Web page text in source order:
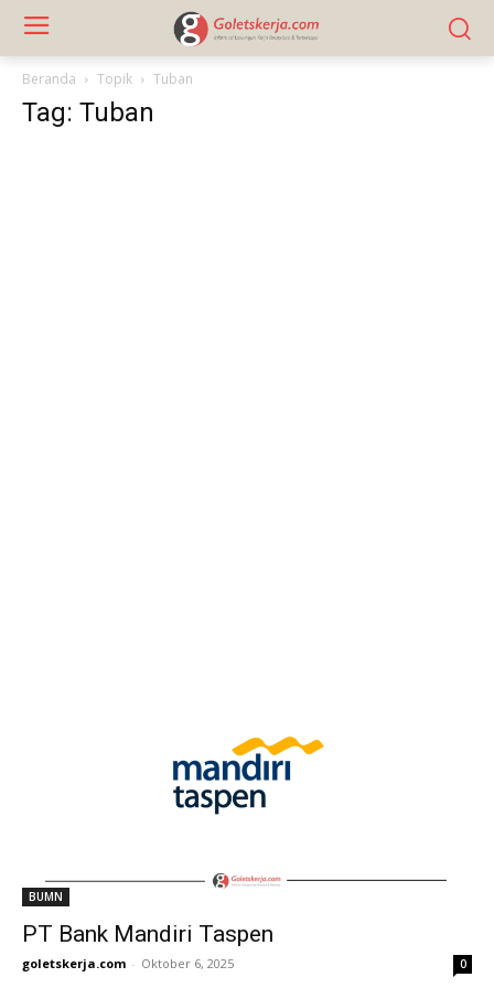
Beranda Topik Tuban
Tag: Tuban
BUMN
PT Bank Mandiri Taspen
goletskerja.com - Oktober 6, 2025 0